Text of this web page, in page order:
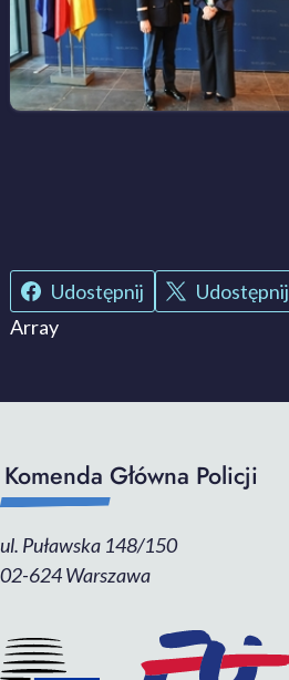
Udostępnij
Udostępnij
Array
Komenda Główna Policji
ul. Puławska 148/150
02-624 Warszawa